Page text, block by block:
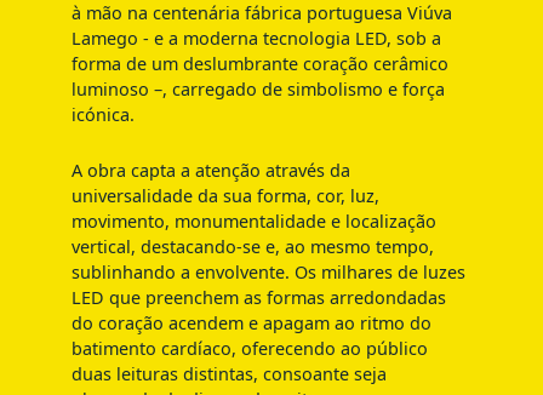
à mão na centenária fábrica portuguesa Viúva
Lamego - e a moderna tecnologia LED, sob a
forma de um deslumbrante coração cerâmico
luminoso –, carregado de simbolismo e força
icónica.
A obra capta a atenção através da
universalidade da sua forma, cor, luz,
movimento, monumentalidade e localização
vertical, destacando-se e, ao mesmo tempo,
sublinhando a envolvente. Os milhares de luzes
LED que preenchem as formas arredondadas
do coração acendem e apagam ao ritmo do
batimento cardíaco, oferecendo ao público
duas leituras distintas, consoante seja